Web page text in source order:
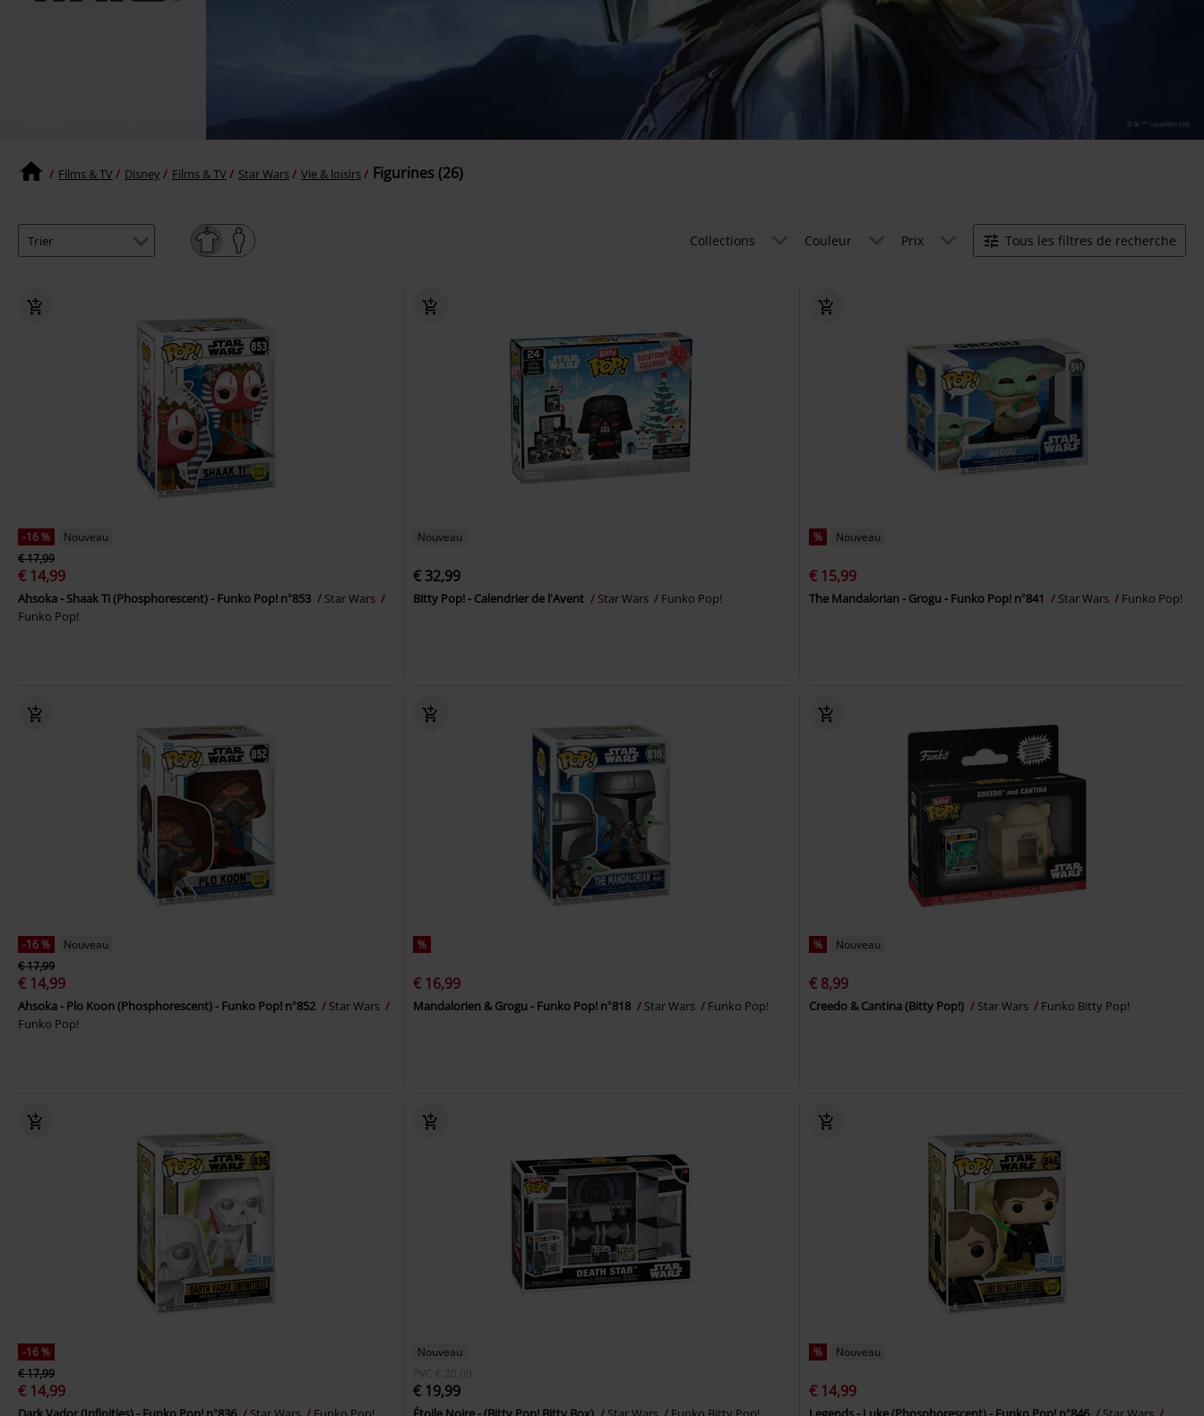
Films & TV Disney Films & TV Star Wars Vie & loisirs Figurines (26)
Collections Couleur Prix Tous les filtres de recherche
-16 %
Nouveau
€ 17,99
€ 14,99
Ahsoka - Shaak Ti (Phosphorescent) - Funko Pop! n°853
Star Wars
Funko Pop!
Nouveau
€ 32,99
Bitty Pop! - Calendrier de l'Avent Star Wars Funko Pop!
% Nouveau
€ 15,99
The Mandalorian - Grogu - Funko Pop! n°841 Star Wars Funko Pop!
-16 %
Nouveau
€ 17,99
€ 14,99
Ahsoka - Plo Koon (Phosphorescent) - Funko Pop! n°852
Star Wars
Funko Pop!
%
€ 16,99
Mandalorien & Grogu - Funko Pop! n°818 Star Wars Funko Pop!
% Nouveau
€ 8,99
Creedo & Cantina (Bitty Pop!) Star Wars Funko Bitty Pop!
-16 %
€ 17,99
€ 14,99
Nouveau
PVC € 20,00
€ 19,99
% Nouveau
€ 14,99